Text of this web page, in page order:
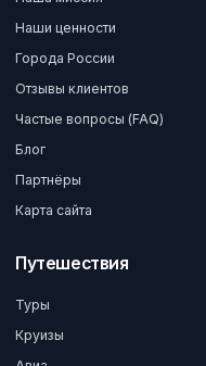
Наши ценности
Города России
Отзывы клиентов
Частые вопросы (FAQ)
Блог
Партнёры
Карта сайта
Путешествия
Туры
Круизы